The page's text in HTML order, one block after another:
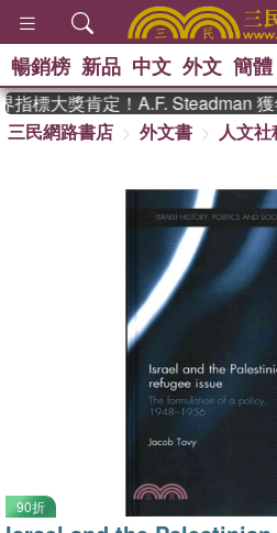
熱搜：
念華
、
孩：黎
暢銷榜 新品 中文 外文 簡體
標大獎肯定！A.F. Steadman 獲
三民網路書店
外文書 人文社
90折